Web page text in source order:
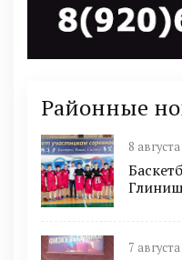
Районные
8
7